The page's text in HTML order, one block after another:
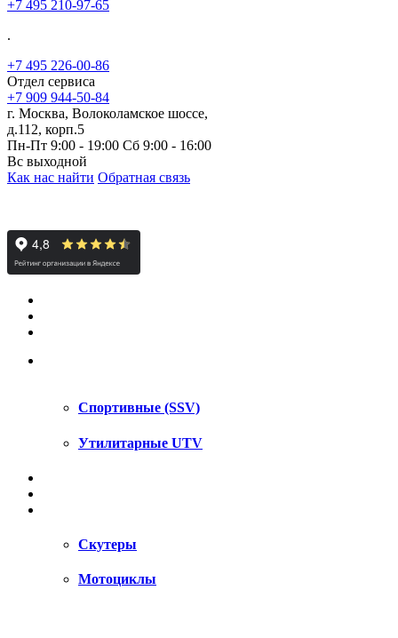
+7 495 210-97-65
.
+7 495 226-00-86
Отдел сервиса
+7 909 944-50-84
г. Москва, Волоколамское шоссе,
д.112, корп.5
Пн-Пт 9:00 - 19:00 Сб 9:00 - 16:00
Вс выходной
Как нас найти Обратная связь
Спортивные (SSV)
Утилитарные UTV
Скутеры
Мотоциклы